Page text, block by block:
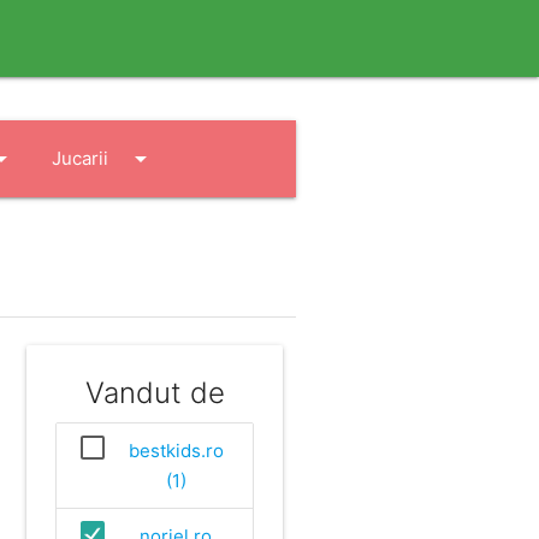
Jucarii arrow_drop_down
Vandut de
bestkids.ro
(1)